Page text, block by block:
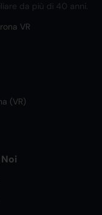
da più di 40 anni.
VR
(VR)